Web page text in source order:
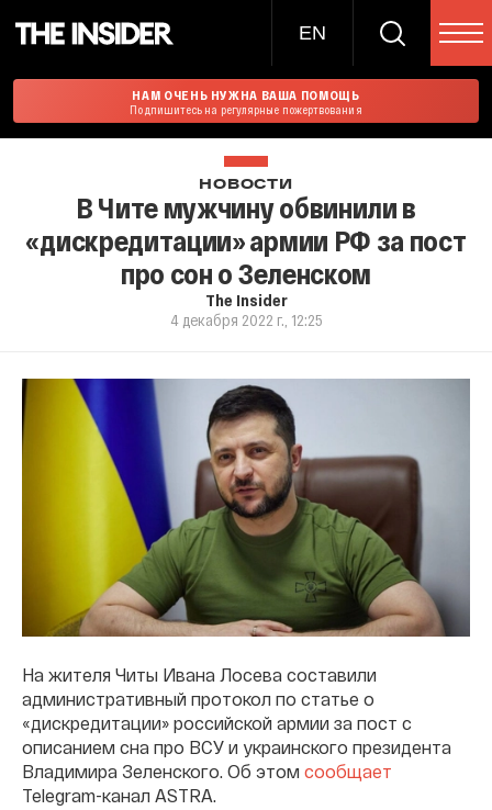
EN
НАМ ОЧЕНЬ НУЖНА ВАША ПОМОЩЬ
Подпишитесь на регулярные пожертвования
НОВОСТИ
В Чите мужчину обвинили в
«дискредитации» армии РФ за пост
про сон о Зеленском
The Insider
4 декабря 2022 г., 12:25
На жителя Читы Ивана Лосева составили
административный протокол по статье о
«дискредитации» российской армии за пост с
описанием сна про ВСУ и украинского президента
Владимира Зеленского. Об этом сообщает
Telegram-канал ASTRA.